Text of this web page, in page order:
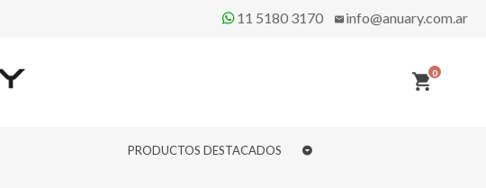
11 5180 3170 info@anuary.com.ar
0
PRODUCTOS DESTACADOS